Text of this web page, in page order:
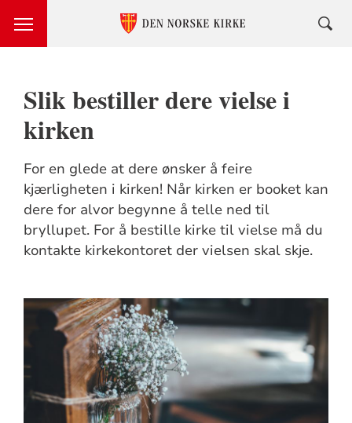
Slik bestiller dere vielse i
kirken
For en glede at dere ønsker å feire
kjærligheten i kirken! Når kirken er booket kan
dere for alvor begynne å telle ned til
bryllupet. For å bestille kirke til vielse må du
kontakte kirkekontoret der vielsen skal skje.